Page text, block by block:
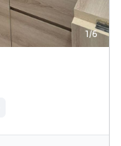
1/6